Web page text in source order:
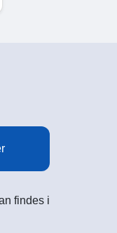
findes i